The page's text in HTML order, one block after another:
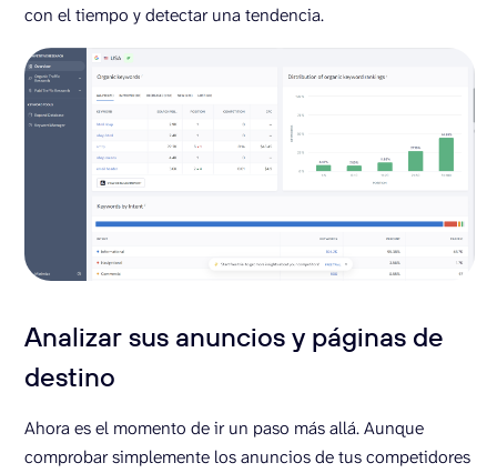
con el tiempo y detectar una tendencia.
Analizar sus anuncios y páginas de
destino
Ahora es el momento de ir un paso más allá. Aunque
comprobar simplemente los anuncios de tus competidores